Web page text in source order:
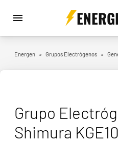
Energen » Grupos Electrógenos »
Grupo
Shimura